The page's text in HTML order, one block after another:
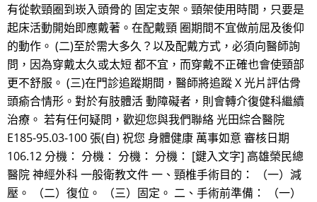
有從軟頸圈到崁入頭骨的 固定支架。頸架使用時間，只要是
起床活動開始即應戴著。在配戴頸 圈期間不宜做前屈及後仰
的動作。 (二)至於需大多久？以及配戴方式，必須向醫師詢
問，因為穿戴太久或太短 都不宜，而穿戴不正確也會使頸部
更不舒服。 (三)在門診追蹤期間，醫師將追蹤 X 光片評估骨
頭瘉合情形。對於有肢體活 動障礙者，則會轉介復健科繼續
治療。 若有任何疑問，歡迎您與我們聯絡 光田綜合醫院
E185-95.03-100 張(自) 祝您 身體健康 萬事如意 審核日期
106.12 分機： 分機： 分機： 分機： [鍵入文字] 高雄榮民總
醫院 神經外科 一般衛教文件 一、頸椎手術目的： （一）減
壓。 （二）復位。 （三）固定。 二、手術前準備： （一）